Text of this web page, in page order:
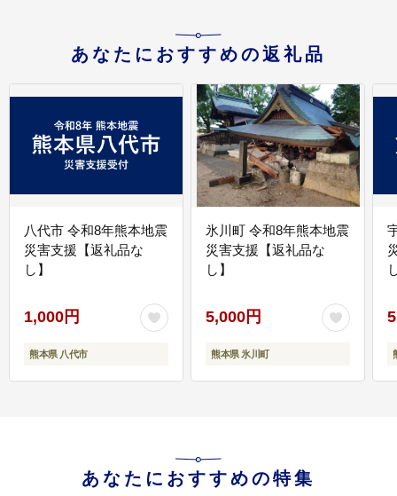
あなたにおすすめの返礼品
八代市 令和8年熊本地震
災害支援【返礼品な
し】
1,000円
熊本県 八代市
氷川町 令和8年熊本地震
災害支援【返礼品な
し】
5,000円
熊本県 氷川町
あなたにおすすめの特集